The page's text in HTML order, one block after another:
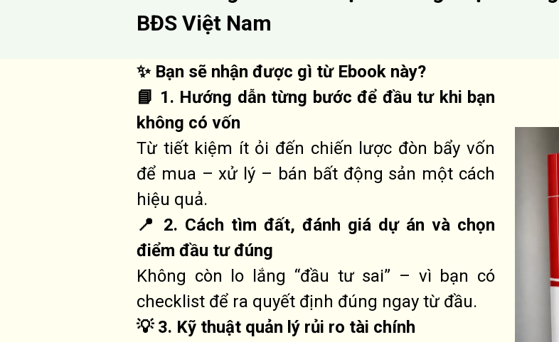
BĐS Việt Nam
✨ Bạn sẽ nhận được gì từ Ebook này?
📘 1. Hướng dẫn từng bước để đầu tư khi bạn
không có vốn
Từ tiết kiệm ít ỏi đến chiến lược đòn bẩy vốn
để mua – xử lý – bán bất động sản một cách
hiệu quả.
📍 2. Cách tìm đất, đánh giá dự án và chọn
điểm đầu tư đúng
Không còn lo lắng “đầu tư sai” – vì bạn có
checklist để ra quyết định đúng ngay từ đầu.
💡 3. Kỹ thuật quản lý rủi ro tài chính